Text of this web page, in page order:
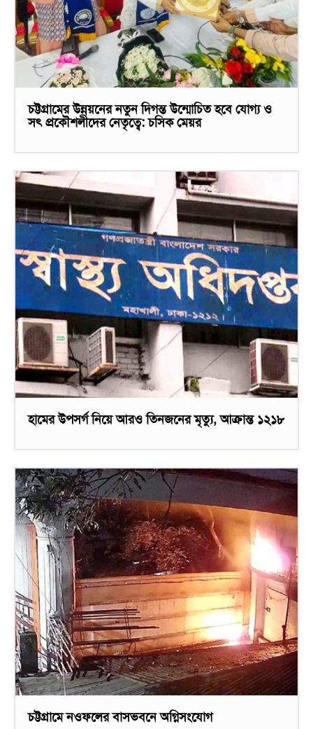
চট্টগ্রামের উন্নয়নের নতুন দিগন্ত উন্মোচিত হবে যোগ্য ও
সৎ প্রকৌশলীদের নেতৃত্বে: চসিক মেয়র
হামের উপসর্গ নিয়ে আরও তিনজনের মৃত্যু, আক্রান্ত ১২১৮
চট্টগ্রামে নওফলের বাসভবনে অগ্নিসংযোগ